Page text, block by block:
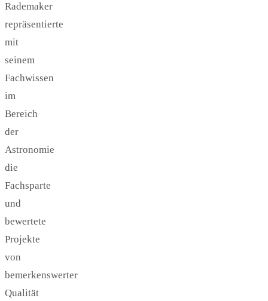
Rademaker
repräsentierte
mit
seinem
Fachwissen
im
Bereich
der
Astronomie
die
Fachsparte
und
bewertete
Projekte
von
bemerkenswerter
Qualität